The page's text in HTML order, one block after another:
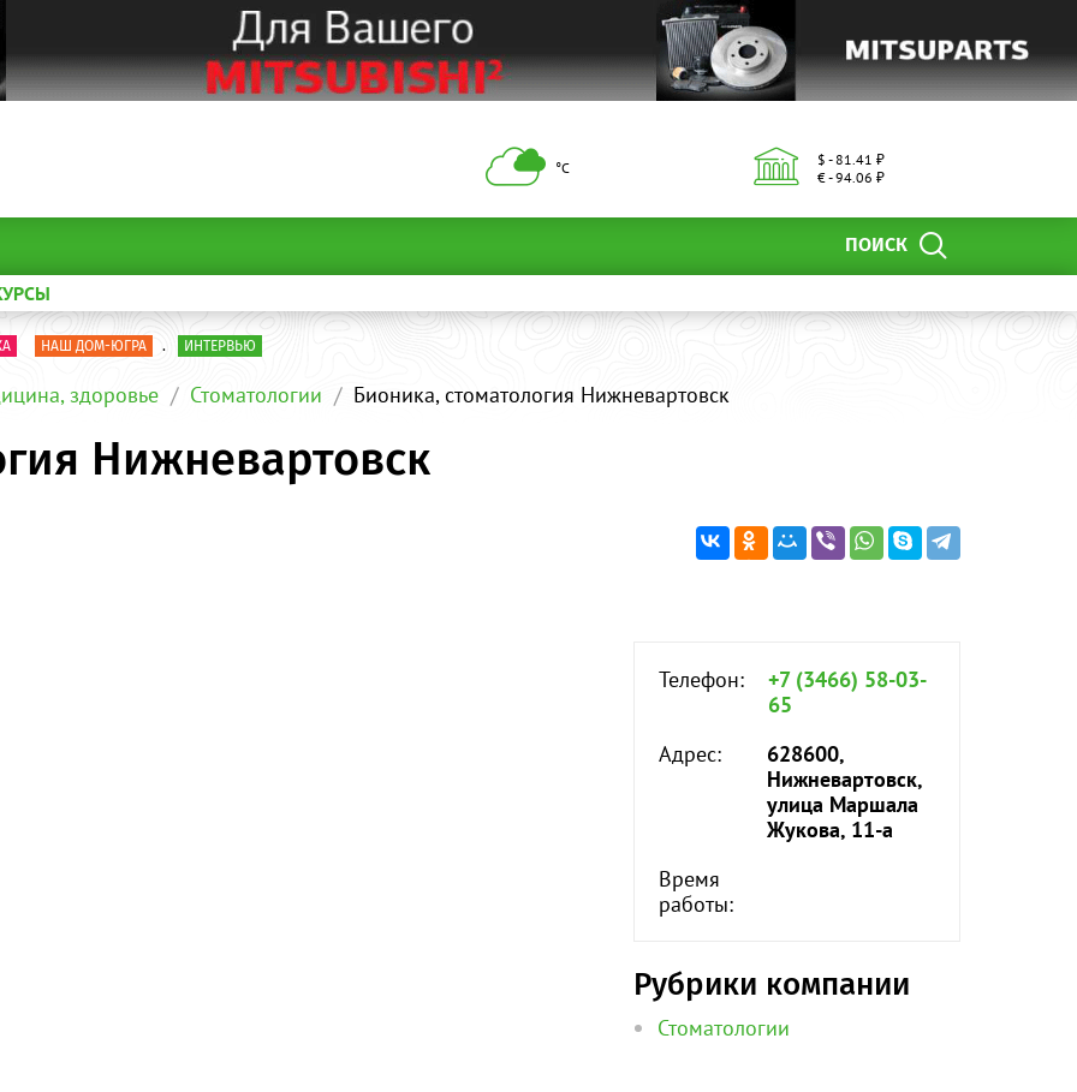
°С
$ - 81.41 ₽
€ - 94.06 ₽
ПОИСК
НАШ ДОМ-ЮГРА . ИНТЕРВЬЮ
здоровье Стоматологии Бионика, стоматология Нижневартовск
Нижневартовск
Телефон:
+7 (3466) 58-03-
65
Адрес:
628600,
Нижневартовск,
улица Маршала
Жукова, 11-а
Время
работы:
Рубрики компании
Стоматологии